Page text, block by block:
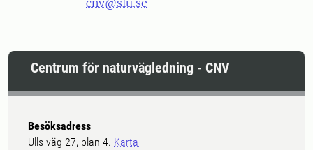
cnv@slu.se
Centrum för naturvägledning - CNV
Besöksadress
Ulls väg 27, plan 4. Karta